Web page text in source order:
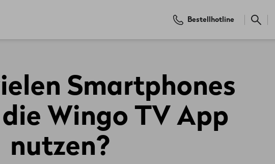
Bestellhotline
Smartphones
Wingo TV App
nutzen?